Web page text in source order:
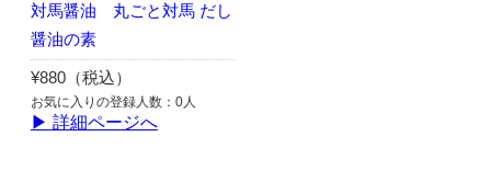
対馬醤油 丸ごと対馬 だし
醤油の素
¥880（税込）
お気に入りの登録人数：0人
▶ 詳細ページへ